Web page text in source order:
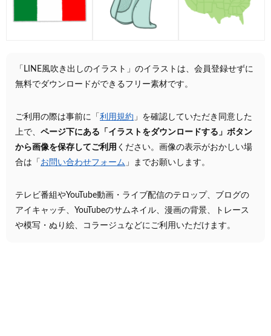
「LINE風吹き出しのイラスト」のイラストは、会員登録せずに
無料でダウンロードができるフリー素材です。
ご利用の際は事前に「 利用規約 」を確認していただき同意した
上で、 ページ下にある「イラストをダウンロードする」ボタン
から画像を保存してご利用 ください。画像の表示がおかしい場
合は「 お問い合わせフォーム 」までお願いします。
テレビ番組やYouTube動画・ライブ配信のテロップ、ブログの
アイキャッチ、YouTubeのサムネイル、漫画の背景、トレース
や模写・ぬり絵、コラージュなどにご利用いただけます。